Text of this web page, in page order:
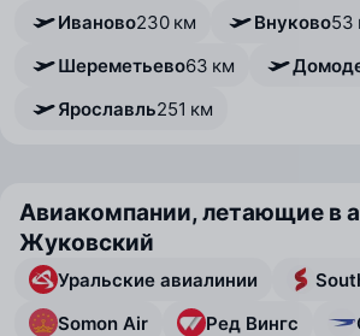
Иваново230 км Внуково53
Шереметьево63 км
Ярославль251 км
Авиакомпании, летающие в
Жуковский
Уральские авиалинии
Somon Air
Ред Вингс